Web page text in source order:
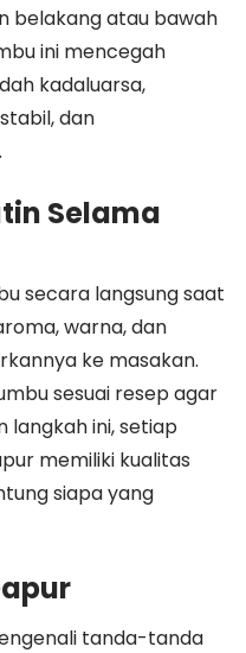
belakang atau bawah
ini mencegah
kadaluarsa,
dan
Selama
secara langsung saat
warna, dan
ke masakan.
sesuai resep agar
langkah ini, setiap
memiliki kualitas
siapa yang
tanda-tanda